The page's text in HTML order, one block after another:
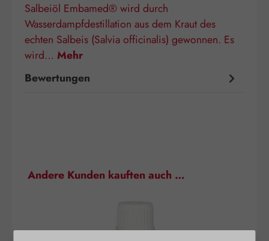
Salbeiöl Embamed® wird durch
Wasserdampfdestillation aus dem Kraut des
echten Salbeis (Salvia officinalis) gewonnen. Es
wird… Mehr
Bewertungen
Produktgalerie überspringen
Andere Kunden kauften auch …